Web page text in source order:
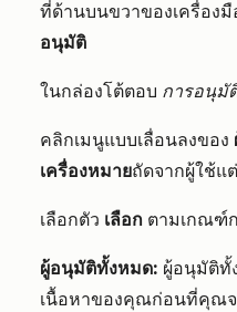
ที่ด้านบนขวาของเครื่อง
อนุมัติ
ในกล่องโต้ตอบ การอนุมั
คลิกเมนูแบบเลื่อนลงของ
เครื่องหมายถัดจากผู้ใช้
เลือกตัว เลือก ตามเกณฑ์
ผู้อนุมัติทั้งหมด: ผู้อนุมัติทั้
เนื้อหาของคุณก่อนที่คุณจ